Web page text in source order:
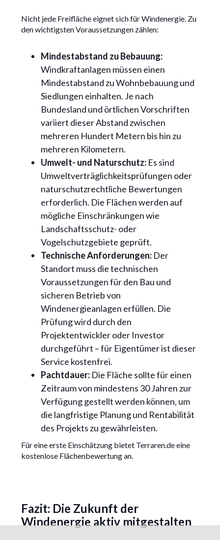
Nicht jede Freifläche eignet sich für Windenergie. Zu
den wichtigsten Voraussetzungen zählen:
Mindestabstand zu Bebauung:
Windkraftanlagen müssen einen
Mindestabstand zu Wohnbebauung und
Siedlungen einhalten. Je nach
Bundesland und örtlichen Vorschriften
variiert dieser Abstand zwischen
mehreren Hundert Metern bis hin zu
mehreren Kilometern.
Umwelt- und Naturschutz:Es sind
Umweltverträglichkeitsprüfungen oder
naturschutzrechtliche Bewertungen
erforderlich. Die Flächen werden auf
mögliche Einschränkungen wie
Landschaftsschutz- oder
Vogelschutzgebiete geprüft.
Technische Anforderungen:Der
Standort muss die technischen
Voraussetzungen für den Bau und
sicheren Betrieb von
Windenergieanlagen erfüllen. Die
Prüfung wird durch den
Projektentwickler oder Investor
durchgeführt – für Eigentümer ist dieser
Service kostenfrei.
Pachtdauer:Die Fläche sollte für einen
Zeitraum von mindestens 30 Jahren zur
Verfügung gestellt werden können, um
die langfristige Planung und Rentabilität
des Projekts zu gewährleisten.
Für eine erste Einschätzung bietet Terraren.de eine
kostenlose Flächenbewertung an.
Fazit: Die Zukunft der
Windenergie aktiv mitgestalten